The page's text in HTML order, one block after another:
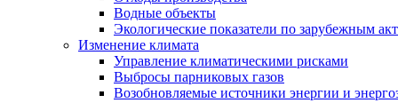
Водные объекты
Экологические показатели по зарубежным
Изменение климата
Управление климатическими рисками
Выбросы парниковых газов
Возобновляемые источники энергии и